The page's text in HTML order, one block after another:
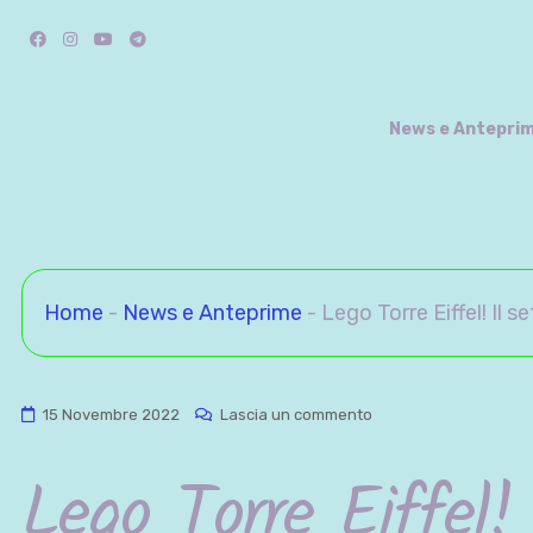
FacebookInstagramYouTubeTelegram
News e
Home - News e Anteprime - Lego Torre Eiffel! Il
15 Novembre 2022 Lascia un commento
Eiffel!